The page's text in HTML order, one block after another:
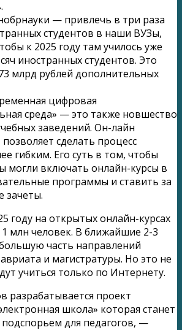
— привлечь в три раза
студентов в наши ВУЗы,
к 2025 году там училось уже
иностранных студентов. Это
млрд рублей дополнительных
цифровая
среда» — это также новшество
заведений. Он-лайн
сделать процесс
гибким. Его суть в том, чтобы
могли включать онлайн-курсы в
программы и ставить за
зачеты.
году на открытых онлайн-курсах
млн человек. В ближайшие 2-3
часть направлений
и магистратуры. Но это не
учиться только по Интернету.
разрабатывается проект
школа» которая станет
для педагогов, —